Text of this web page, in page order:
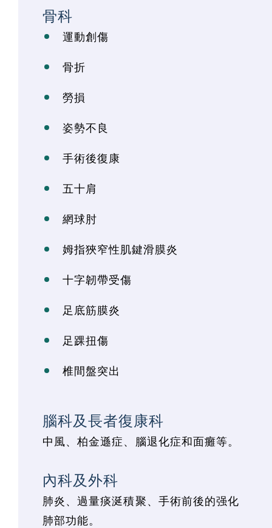
骨科
運動創傷
骨折
勞損
姿勢不良
手術後復康
五十肩
網球肘
姆指狹窄性肌鍵滑膜炎
十字韌帶受傷
足底筋膜炎
足踝扭傷
椎間盤突出
腦科及長者復康科
中風、柏金遜症、腦退化症和面癱等。
內科及外科
肺炎、過量痰涎積聚、手術前後的强化
肺部功能。